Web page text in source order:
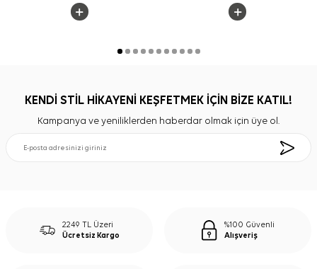
KENDİ STİL HİKAYENİ KEŞFETMEK İÇİN BİZE KATIL!
Kampanya ve yeniliklerden haberdar olmak için üye ol.
2249 TL Üzeri
Ücretsiz Kargo
%100 Güvenli
Alışveriş